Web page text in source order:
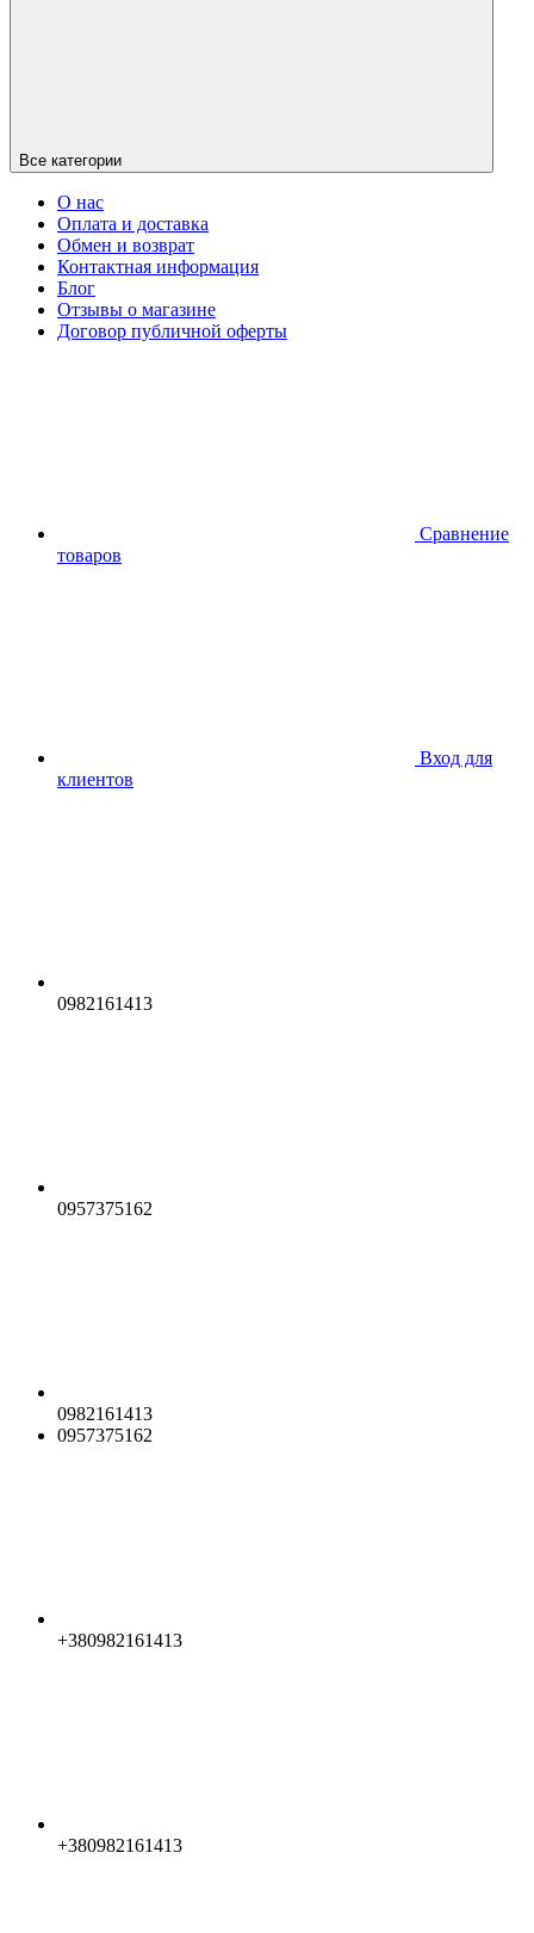
Все категории
О нас
Оплата и доставка
Обмен и возврат
Контактная информация
Блог
Отзывы о магазине
Договор публичной оферты
Сравнение
товаров
Вход для
клиентов
0982161413
0957375162
0982161413
0957375162
+380982161413
+380982161413